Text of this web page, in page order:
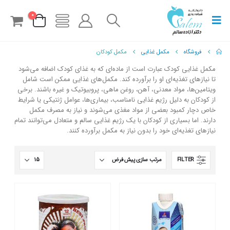
0
فروشگاه مکمل غذایی مکمل کودکان
مکمل غذایی کودک عبارت است از ماده‌ای که به غذای کودک اضافه می‌شود
تا نیازهای تغذیه‌ای او را برآورده کند. مکمل‌های غذایی ممکن است شامل
ویتامین‌ها، مواد معدنی، آهن، روغن ماهی، پروبیوتیک و غیره باشند. برخی
از کودکان به دلیل رژیم غذایی نامناسب، بیماری‌ها، عوامل ژنتیکی یا شرایط
خاص دچار کمبود بعضی از مواد مغذی می‌شوند و نیاز به مصرف مکمل
دارند. اما بسیاری از کودکان با یک رژیم غذایی سالم و متعادل می‌توانند تمام
نیازهای تغذیه‌ای خود را بدون نیاز به مکمل برآورده کنند.
FILTER